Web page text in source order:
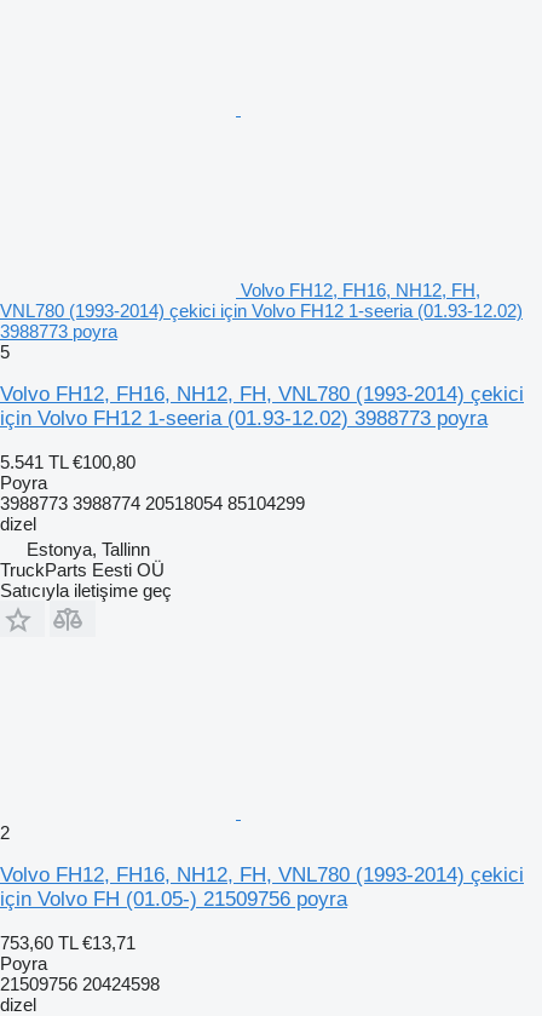
Volvo FH12, FH16, NH12, FH,
VNL780 (1993-2014) çekici için Volvo FH12 1-seeria (01.93-12.02)
3988773 poyra
5
Volvo FH12, FH16, NH12, FH, VNL780 (1993-2014) çekici
için Volvo FH12 1-seeria (01.93-12.02) 3988773 poyra
5.541 TL €100,80
Poyra
3988773 3988774 20518054 85104299
dizel
Estonya, Tallinn
TruckParts Eesti OÜ
Satıcıyla iletişime geç
2
Volvo FH12, FH16, NH12, FH, VNL780 (1993-2014) çekici
için Volvo FH (01.05-) 21509756 poyra
753,60 TL €13,71
Poyra
21509756 20424598
dizel